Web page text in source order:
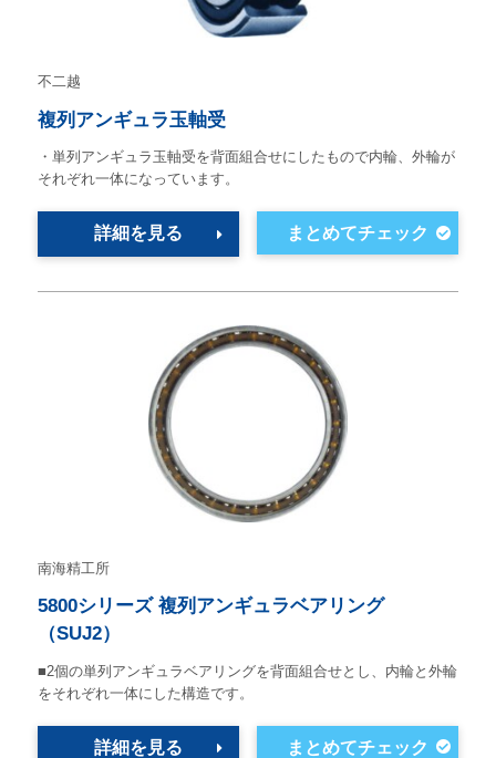
不二越
複列アンギュラ玉軸受
・単列アンギュラ玉軸受を背面組合せにしたもので内輪、外輪が
それぞれ一体になっています。
詳細を見る
南海精工所
5800シリーズ 複列アンギュラベアリング
（SUJ2）
■2個の単列アンギュラベアリングを背面組合せとし、内輪と外輪
をそれぞれ一体にした構造です。
詳細を見る